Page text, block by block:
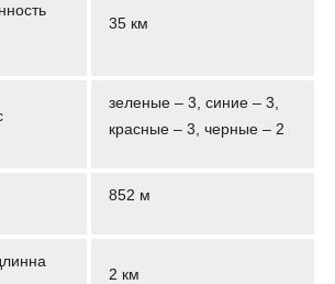
35 км
зеленые – 3, синие – 3,
красные – 3, черные – 2
852 м
2 км